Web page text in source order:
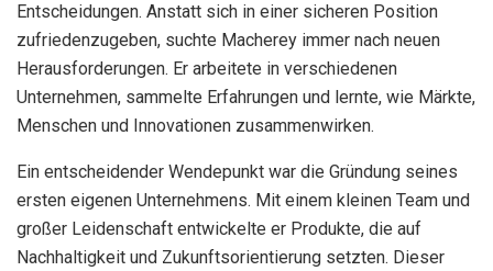
Entscheidungen. Anstatt sich in einer sicheren Position
zufriedenzugeben, suchte Macherey immer nach neuen
Herausforderungen. Er arbeitete in verschiedenen
Unternehmen, sammelte Erfahrungen und lernte, wie Märkte,
Menschen und Innovationen zusammenwirken.
Ein entscheidender Wendepunkt war die Gründung seines
ersten eigenen Unternehmens. Mit einem kleinen Team und
großer Leidenschaft entwickelte er Produkte, die auf
Nachhaltigkeit und Zukunftsorientierung setzten. Dieser